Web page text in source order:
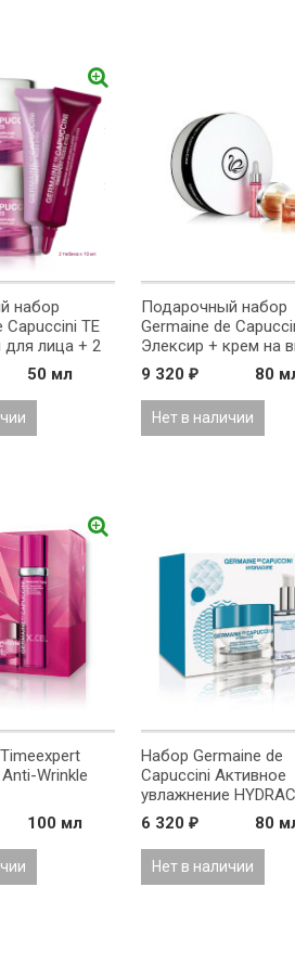
набор
Capuccini TE
для лица + 2
50 мл
Подарочный набор
Germaine de
Элексир + крем на
9 320 ₽ 80
Нет в наличии
Wrinkle
100 мл
Набор Germaine de
Capuccini Активное
увлажнение
6 320 ₽ 80
Нет в наличии